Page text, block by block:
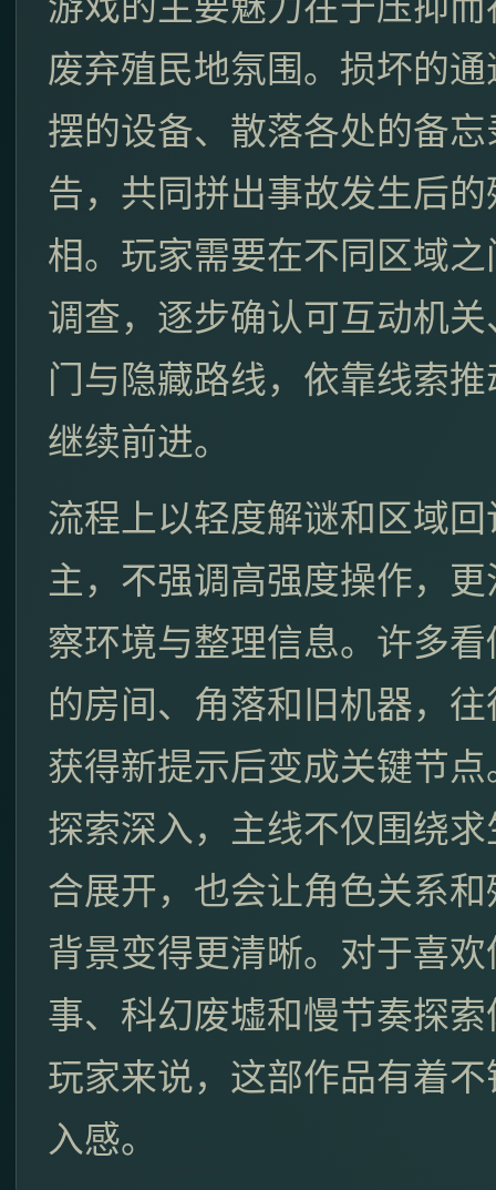
废弃殖民地氛围。损坏的
摆的设备、散落各处的备
告，共同拼出事故发生后
相。玩家需要在不同区域
调查，逐步确认可互动机
门与隐藏路线，依靠线索
继续前进。
流程上以轻度解谜和区域回
主，不强调高强度操作，
察环境与整理信息。许多
的房间、角落和旧机器，
获得新提示后变成关键节
探索深入，主线不仅围绕
合展开，也会让角色关系
背景变得更清晰。对于喜
事、科幻废墟和慢节奏探
玩家来说，这部作品有着
入感。